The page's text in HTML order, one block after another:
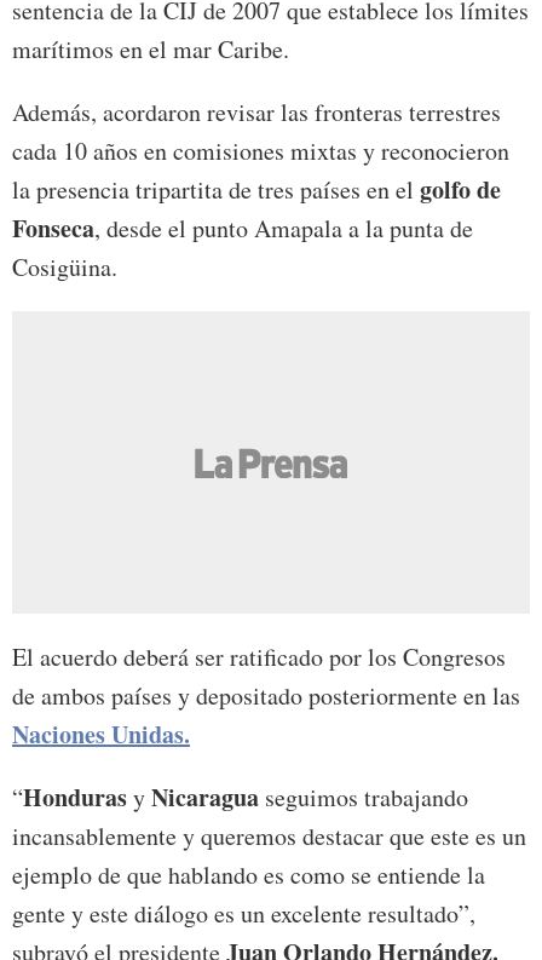
sentencia de la CIJ de 2007 que establece los límites
marítimos en el mar Caribe.
Además, acordaron revisar las fronteras terrestres
cada 10 años en comisiones mixtas y reconocieron
la presencia tripartita de tres países en el golfo de
Fonseca, desde el punto Amapala a la punta de
Cosigüina.
El acuerdo deberá ser ratificado por los Congresos
de ambos países y depositado posteriormente en las
Naciones Unidas.
“HondurasyNicaragua seguimos trabajando
incansablemente y queremos destacar que este es un
ejemplo de que hablando es como se entiende la
gente y este diálogo es un excelente resultado”,
subrayó el presidenteJuan Orlando Hernández.